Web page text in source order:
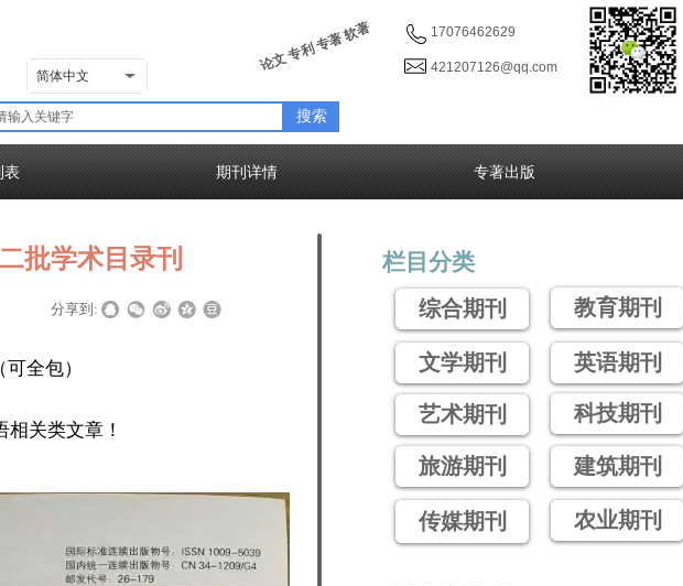
17076462629
421207126@qq.com
简体中文
论文 专利 专著 软著
搜索
表 期刊详情 专著出版
文学期刊
栏目分类
综合期刊
艺术期刊
旅游期刊
传媒期刊
教育期刊
英语期刊
科技期刊
建筑期刊
农业期刊
批学术目录刊
分享到:
全包）
关类文章！